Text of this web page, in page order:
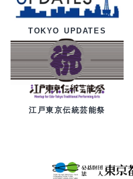
TOKYO UPDATES
江戸東京伝統芸能祭